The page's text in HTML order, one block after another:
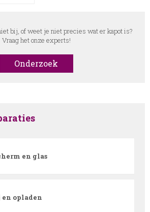
bij, of weet je niet precies wat er kapot is?
Vraag het onze experts!
Onderzoek
en glas
opladen